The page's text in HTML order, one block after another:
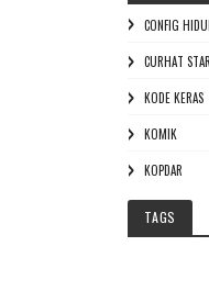
CONFIG
CURHAT
KODE KERAS
KOMIK
KOPDAR
TAGS